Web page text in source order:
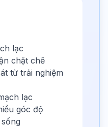
lạc
chặt chẽ
từ trải nghiệm
lạc
góc độ